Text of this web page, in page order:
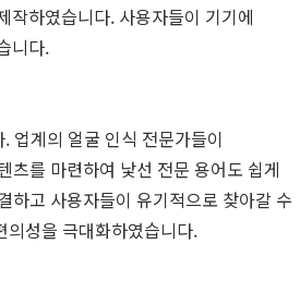
작하였습니다. 사용자들이 기기에
니다.
업계의 얼굴 인식 전문가들이
를 마련하여 낯선 전문 용어도 쉽게
하고 사용자들이 유기적으로 찾아갈 수
의성을 극대화하였습니다.